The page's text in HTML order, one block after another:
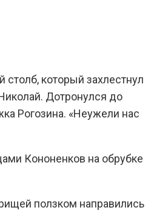
который захлестнул
Дотронулся до
Рогозина. «Неужели нас
Кононенков на обрубке
ползком направились